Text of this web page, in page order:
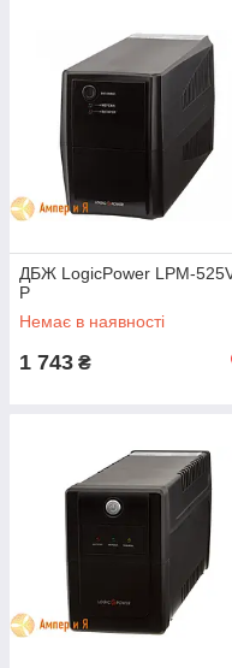
ДБЖ LogicPower LPM-
P
Немає в наявності
1 743 ₴